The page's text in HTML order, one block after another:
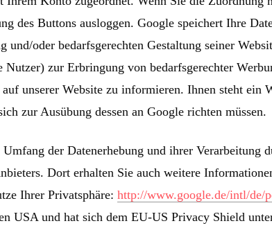
des Buttons ausloggen. Google speichert Ihre
oder bedarfsgerechten Gestaltung seiner
zur Erbringung von bedarfsgerechter
unserer Website zu informieren. Ihnen steht ein
zur Ausübung dessen an Google richten müssen.
der Datenerhebung und ihrer Verarbeitung
Dort erhalten Sie auch weitere
Ihrer Privatsphäre: http://www.google.de/intl/de/
USA und hat sich dem EU-US Privacy Shield